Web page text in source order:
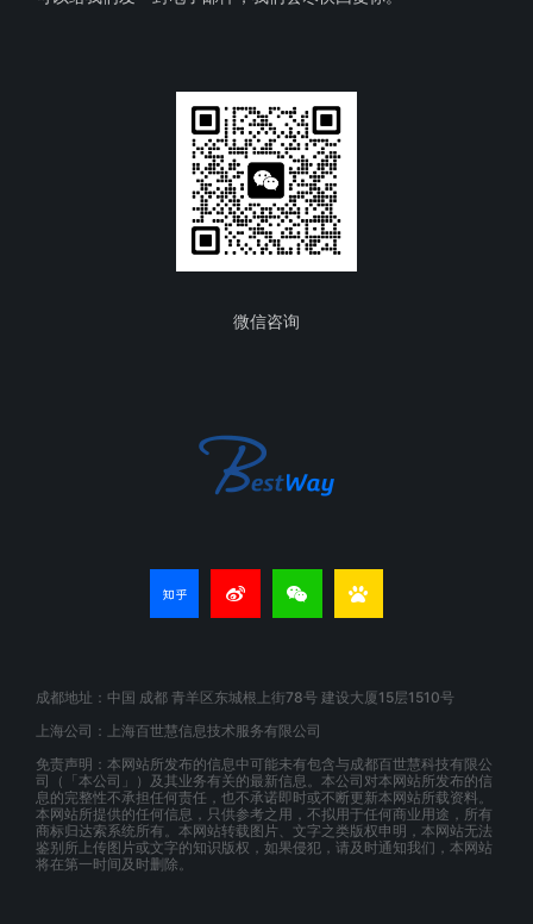
微信咨询
成都地址：中国 成都 青羊区东城根上街78号 建设大厦15层1510号
上海公司：上海百世慧信息技术服务有限公司
免责声明：本网站所发布的信息中可能未有包含与成都百世慧科技有限公
司（「本公司」）及其业务有关的最新信息。本公司对本网站所发布的信
息的完整性不承担任何责任，也不承诺即时或不断更新本网站所载资料。
本网站所提供的任何信息，只供参考之用，不拟用于任何商业用途，所有
商标归达索系统所有。本网站转载图片、文字之类版权申明，本网站无法
鉴别所上传图片或文字的知识版权，如果侵犯，请及时通知我们，本网站
将在第一时间及时删除。